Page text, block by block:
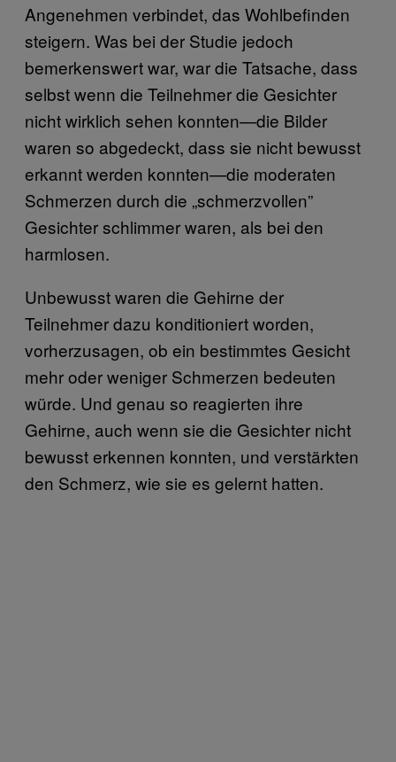
Angenehmen verbindet, das Wohlbefinden
steigern. Was bei der Studie jedoch
bemerkenswert war, war die Tatsache, dass
selbst wenn die Teilnehmer die Gesichter
nicht wirklich sehen konnten—die Bilder
waren so abgedeckt, dass sie nicht bewusst
erkannt werden konnten—die moderaten
Schmerzen durch die „schmerzvollen”
Gesichter schlimmer waren, als bei den
harmlosen.
Unbewusst waren die Gehirne der
Teilnehmer dazu konditioniert worden,
vorherzusagen, ob ein bestimmtes Gesicht
mehr oder weniger Schmerzen bedeuten
würde. Und genau so reagierten ihre
Gehirne, auch wenn sie die Gesichter nicht
bewusst erkennen konnten, und verstärkten
den Schmerz, wie sie es gelernt hatten.